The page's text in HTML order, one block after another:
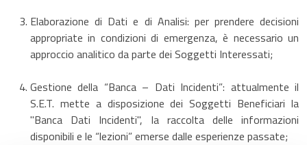
Elaborazione di Dati e di Analisi: per prendere decisioni
appropriate in condizioni di emergenza, è necessario un
approccio analitico da parte dei Soggetti Interessati;
Gestione della “Banca – Dati Incidenti”: attualmente il
S.E.T. mette a disposizione dei Soggetti Beneficiari la
"Banca Dati Incidenti", la raccolta delle informazioni
disponibili e le “lezioni” emerse dalle esperienze passate;